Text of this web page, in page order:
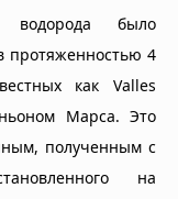
водорода было
протяженностью 4
как Valles
Марса. Это
полученным с
на